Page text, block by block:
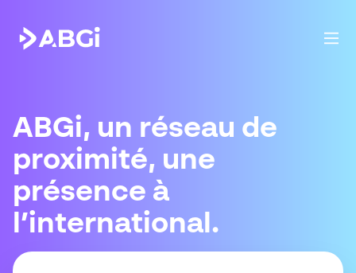
ABGi, un réseau de
proximité, une
présence à
l’international.